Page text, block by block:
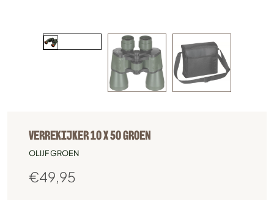
VERREKIJKER 10 X 50 GROEN
OLIJF GROEN
€49,95